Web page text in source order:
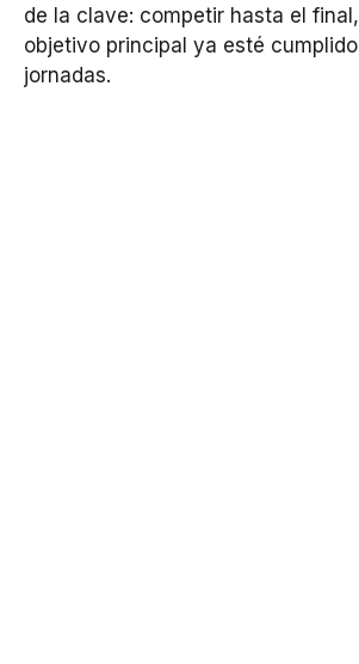
de la clave: competir hasta el
objetivo principal ya esté
jornadas.